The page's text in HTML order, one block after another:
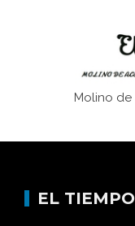
Molino
EL TIEMPO